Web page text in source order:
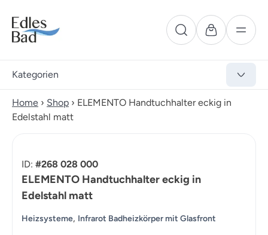
Kategorien
Home › Shop › ELEMENTO Handtuchhalter eckig in
Edelstahl matt
ID: #268 028 000
ELEMENTO Handtuchhalter eckig in
Edelstahl matt
Heizsysteme, Infrarot Badheizkörper mit Glasfront